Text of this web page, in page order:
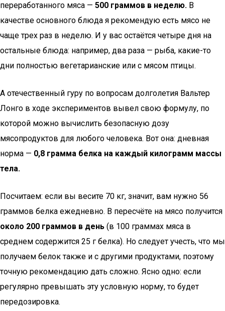
переработанного мяса — 500 граммов в неделю. В
качестве основного блюда я рекомендую есть мясо не
чаще трех раз в неделю. И у вас остаётся четыре дня на
остальные блюда: например, два раза — рыба, какие-то
дни полностью вегетарианские или с мясом птицы.
А отечественный гуру по вопросам долголетия Вальтер
Лонго в ходе экспериментов вывел свою формулу, по
которой можно вычислить безопасную дозу
мясопродуктов для любого человека. Вот она: дневная
норма — 0,8 грамма белка на каждый килограмм массы
тела.
Посчитаем: если вы весите 70 кг, значит, вам нужно 56
граммов белка ежедневно. В пересчёте на мясо получится
около 200 граммов в день (в 100 граммах мяса в
среднем содержится 25 г белка). Но следует учесть, что мы
получаем белок также и с другими продуктами, поэтому
точную рекомендацию дать сложно. Ясно одно: если
регулярно превышать эту условную норму, то будет
передозировка.